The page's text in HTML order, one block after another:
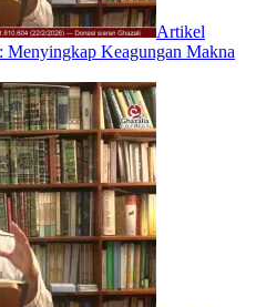
Artikel
Keagungan Makna